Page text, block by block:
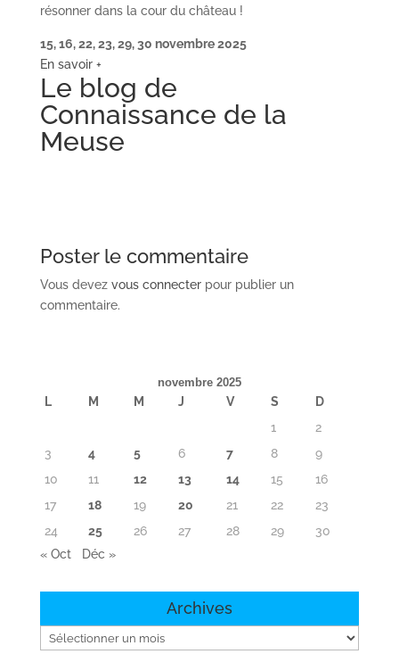
résonner dans la cour du château !
15, 16, 22, 23, 29, 30 novembre 2025
En savoir +
Le blog de
Connaissance de la
Meuse
Poster le commentaire
Vous devez vous connecterpour publier un
commentaire.
novembre 2025
L M M J V S
D
1
2
3
4 5 6 7 8
9
10
11 12 13 14 15
16
17
18 19 20 21 22
23
24
25 26 27 28 29
30
« Oct
Déc »
Archives
Archives